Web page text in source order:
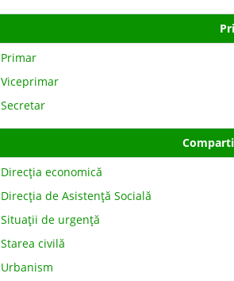
Primar
Viceprimar
Secretar
Direcţia economică
Direcţia de Asistenţă Socială
Situaţii de urgenţă
Starea civilă
Urbanism